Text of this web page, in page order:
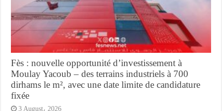
Fès : nouvelle opportunité d’investissement à
Moulay Yacoub – des terrains industriels à 700
dirhams le m², avec une date limite de candidature
fixée
3 August، 2026